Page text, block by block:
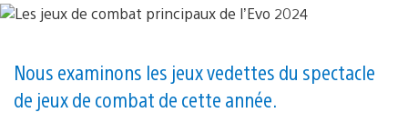
Nous examinons les jeux vedettes du spectacle
de jeux de combat de cette année.